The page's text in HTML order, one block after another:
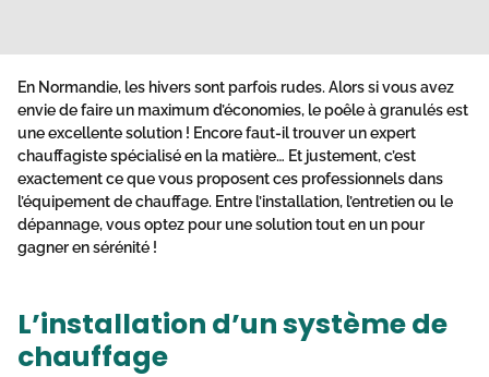
En Normandie, les hivers sont parfois rudes. Alors si vous avez
envie de faire un maximum d’économies, le poêle à granulés est
une excellente solution ! Encore faut-il trouver un expert
chauffagiste spécialisé en la matière… Et justement, c’est
exactement ce que vous proposent ces professionnels dans
l’équipement de chauffage. Entre l’installation, l’entretien ou le
dépannage, vous optez pour une solution tout en un pour
gagner en sérénité !
L’installation d’un système de
chauffage